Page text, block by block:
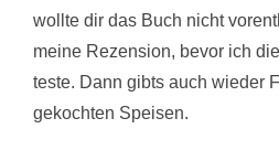
wollte dir das Buch nicht
meine Rezension, bevor ich
teste. Dann gibts auch wieder
gekochten Speisen.